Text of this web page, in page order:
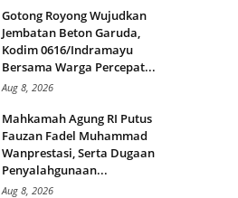
Gotong Royong Wujudkan
Jembatan Beton Garuda,
Kodim 0616/Indramayu
Bersama Warga Percepat...
Aug 8, 2026
Mahkamah Agung RI Putus
Fauzan Fadel Muhammad
Wanprestasi, Serta Dugaan
Penyalahgunaan...
Aug 8, 2026